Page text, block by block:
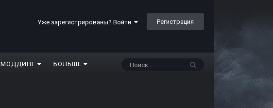
Уже зарегистрированы? Войти Регистрация
МОДДИНГ БОЛЬШЕ